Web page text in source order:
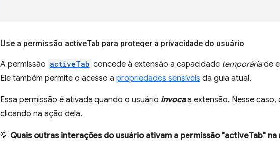
Use a permissão activeTab para proteger a privacidade do usuário
A permissão activeTab concede à extensão a capacidade temporáriade
Ele também permite o acesso a propriedades sensíveis da guia atual.
Essa permissão é ativada quando o usuário invocaa extensão. Nesse caso,
clicando na ação dela.
💡 Quais outras interações do usuário ativam a permissão "activeTab"